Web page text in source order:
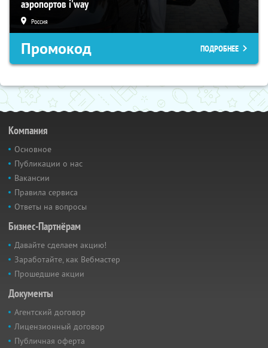
аэропортов i'way
Россия
Промокод ПОДРОБНЕЕ
Компания
Основное
Публикации о нас
Вакансии
Правила сервиса
Ответы на вопросы
Бизнес-Партнёрам
Давайте сделаем акцию!
Заработайте, как Вебмастер
Прошедшие акции
Документы
Агентский договор
Лицензионный договор
Публичная оферта